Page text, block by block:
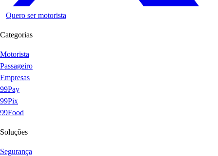
Quero ser motorista
Categorias
Motorista
Passageiro
Empresas
99Pay
99Pix
99Food
Soluções
Segurança